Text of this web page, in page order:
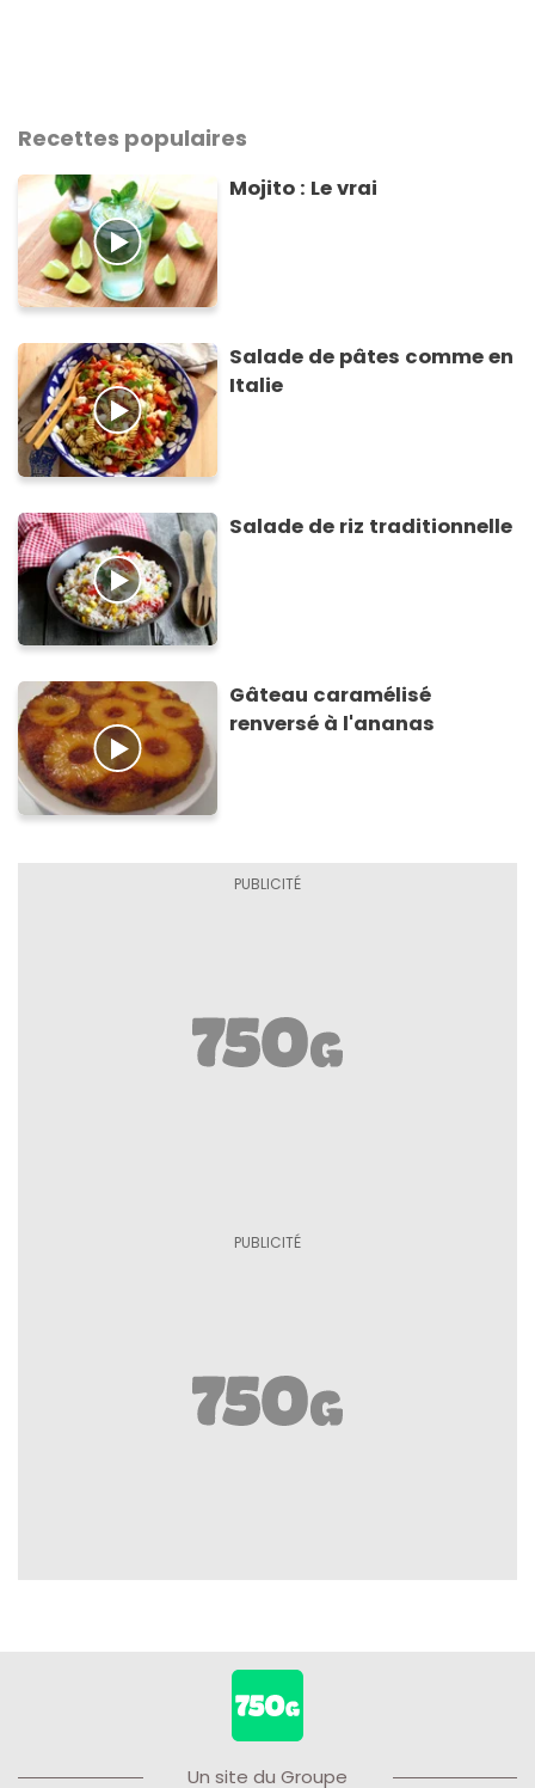
Recettes populaires
Mojito : Le vrai
Salade de pâtes comme en
Italie
Salade de riz traditionnelle
Gâteau caramélisé
renversé à l'ananas
Un site du Groupe